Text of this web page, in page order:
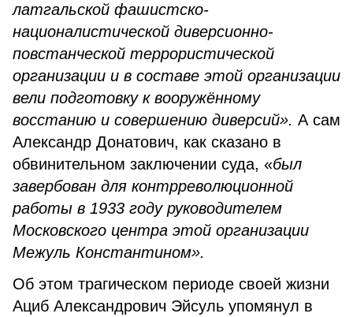
латгальской фашистско-
националистической диверсионно-
повстанческой террористической
организации и в составе этой организации
вели подготовку к вооружённому
восстанию и совершению диверсий». А сам
Александр Донатович, как сказано в
обвинительном заключении суда, «был
завербован для контрреволюционной
работы в 1933 году руководителем
Московского центра этой организации
Межуль Константином».
Об этом трагическом периоде своей жизни
Ациб Александрович Эйсуль упомянул в